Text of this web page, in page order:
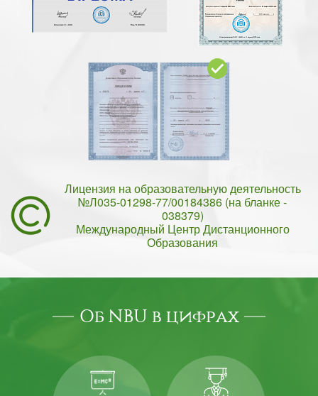
Лицензия на образовательную деятельность
№Л035-01298-77/00184386 (на бланке -
038379)
Международный Центр Дистанционного
Образования
Об NBU в цифрах